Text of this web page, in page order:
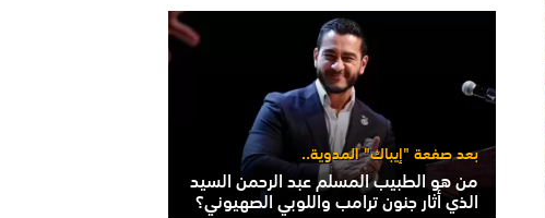
بعد صفعة "إيباك" المدوية..
من هو الطبيب المسلم عبد الرحمن السيد
الذي أثار جنون ترامب واللوبي الصهيوني؟